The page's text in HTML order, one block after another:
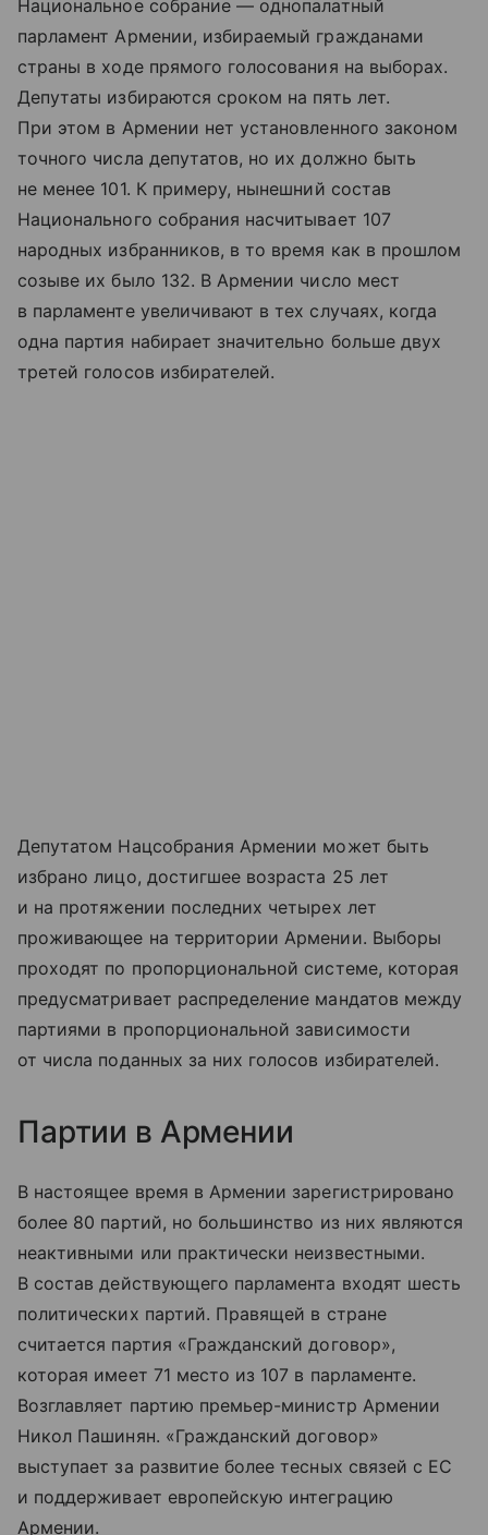
Национальное собрание — однопалатный
парламент Армении, избираемый гражданами
страны в ходе прямого голосования на выборах.
Депутаты избираются сроком на пять лет.
При этом в Армении нет установленного законом
точного числа депутатов, но их должно быть
не менее 101. К примеру, нынешний состав
Национального собрания насчитывает 107
народных избранников, в то время как в прошлом
созыве их было 132. В Армении число мест
в парламенте увеличивают в тех случаях, когда
одна партия набирает значительно больше двух
третей голосов избирателей.
Депутатом Нацсобрания Армении может быть
избрано лицо, достигшее возраста 25 лет
и на протяжении последних четырех лет
проживающее на территории Армении. Выборы
проходят по пропорциональной системе, которая
предусматривает распределение мандатов между
партиями в пропорциональной зависимости
от числа поданных за них голосов избирателей.
Партии в Армении
В настоящее время в Армении зарегистрировано
более 80 партий, но большинство из них являются
неактивными или практически неизвестными.
В состав действующего парламента входят шесть
политических партий. Правящей в стране
считается партия «Гражданский договор»,
которая имеет 71 место из 107 в парламенте.
Возглавляет партию премьер-министр Армении
Никол Пашинян. «Гражданский договор»
выступает за развитие более тесных связей с ЕС
и поддерживает европейскую интеграцию
Армении.